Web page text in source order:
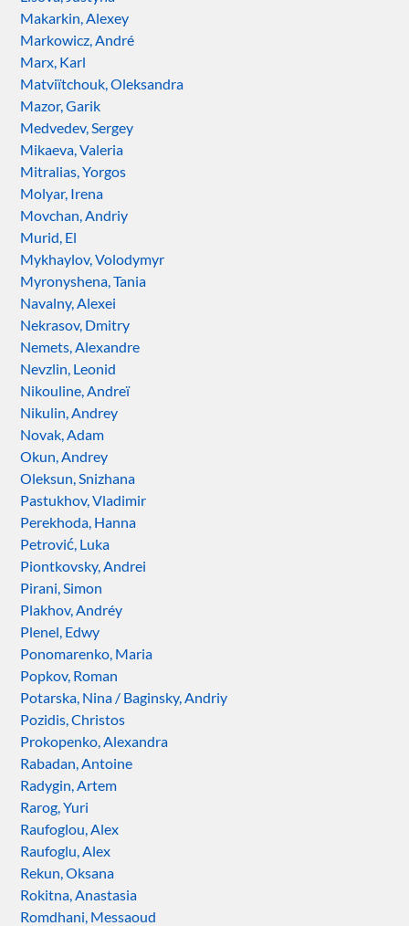
Makarkin, Alexey
Markowicz, André
Marx, Karl
Matviïtchouk, Oleksandra
Mazor, Garik
Medvedev, Sergey
Mikaeva, Valeria
Mitralias, Yorgos
Molyar, Irena
Movchan, Andriy
Murid, El
Mykhaylov, Volodymyr
Myronyshena, Tania
Navalny, Alexei
Nekrasov, Dmitry
Nemets, Alexandre
Nevzlin, Leonid
Nikouline, Andreï
Nikulin, Andrey
Novak, Adam
Okun, Andrey
Oleksun, Snizhana
Pastukhov, Vladimir
Perekhoda, Hanna
Petrović, Luka
Piontkovsky, Andrei
Pirani, Simon
Plakhov, Andréy
Plenel, Edwy
Ponomarenko, Maria
Popkov, Roman
Potarska, Nina / Baginsky, Andriy
Pozidis, Christos
Prokopenko, Alexandra
Rabadan, Antoine
Radygin, Artem
Rarog, Yuri
Raufoglou, Alex
Raufoglu, Alex
Rekun, Oksana
Rokitna, Anastasia
Romdhani, Messaoud